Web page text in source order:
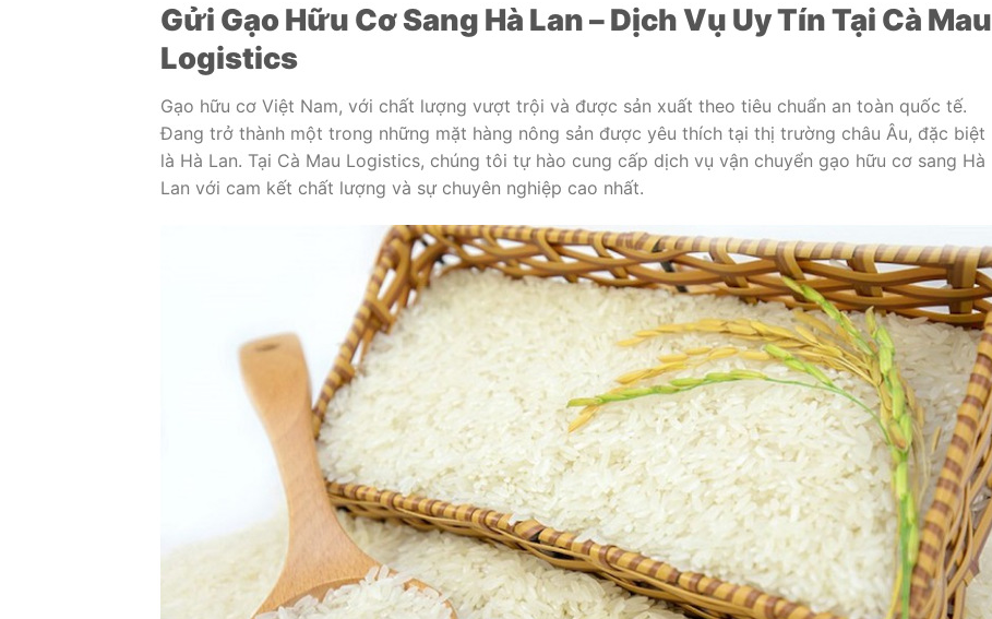
Gửi Gạo Hữu Cơ Sang Hà Lan – Dịch Vụ Uy Tín Tại Cà Mau
Logistics
Gạo hữu cơ Việt Nam, với chất lượng vượt trội và được sản xuất theo tiêu chuẩn an toàn quốc tế.
Đang trở thành một trong những mặt hàng nông sản được yêu thích tại thị trường châu Âu, đặc biệt
là Hà Lan. Tại Cà Mau Logistics, chúng tôi tự hào cung cấp dịch vụ vận chuyển gạo hữu cơ sang Hà
Lan với cam kết chất lượng và sự chuyên nghiệp cao nhất.